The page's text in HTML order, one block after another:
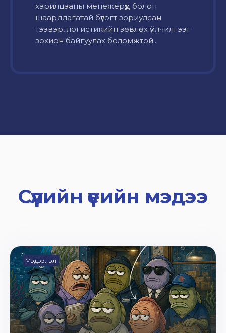
харилцааны менежерүүд болон
шаардлагатай бүлэгт зориулсан
тээвэр, логистикийн зөвлөх үйлчилгээг
зохион байгуулах боломжтой...
Сүүлийн үеийн мэдээ
Мэдээлэл